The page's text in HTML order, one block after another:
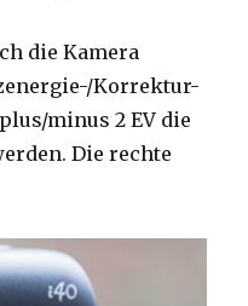
die Kamera
Korrektur-
minus 2 EV die
Die rechte